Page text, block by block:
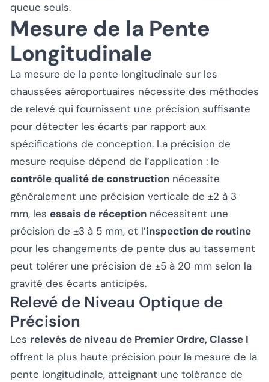
queue seuls.
Mesure de la Pente
Longitudinale
La mesure de la pente longitudinale sur les
chaussées aéroportuaires nécessite des méthodes
de relevé qui fournissent une précision suffisante
pour détecter les écarts par rapport aux
spécifications de conception. La précision de
mesure requise dépend de l’application : le
contrôle qualité de construction nécessite
généralement une précision verticale de ±2 à 3
mm, les essais de réception nécessitent une
précision de ±3 à 5 mm, et l’inspection de routine
pour les changements de pente dus au tassement
peut tolérer une précision de ±5 à 20 mm selon la
gravité des écarts anticipés.
Relevé de Niveau Optique de
Précision
Les relevés de niveau de Premier Ordre, Classe I
offrent la plus haute précision pour la mesure de la
pente longitudinale, atteignant une tolérance de